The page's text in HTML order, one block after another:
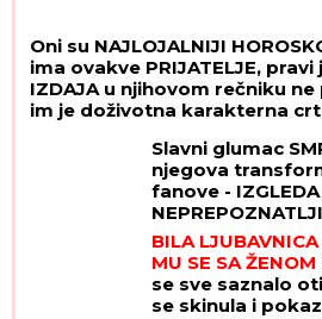
Oni su NAJLOJALNIJI
ima ovakve PRIJATELJE,
IZDAJA u njihovom rečniku ne
im je doživotna karakterna
Slavni glumac
njegova
fanove - IZGLEDA
ovom režimu
PREPOLOVI
BILA
MU SE SA ŽENOM
se sve saznalo
se skinula i